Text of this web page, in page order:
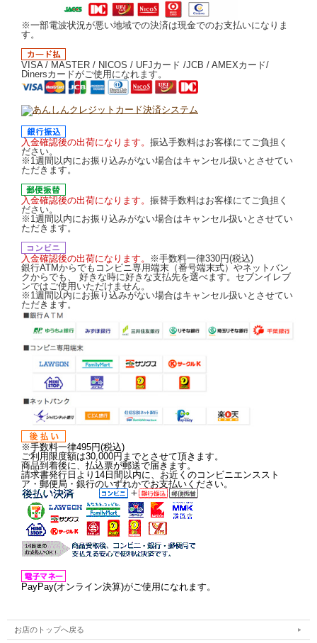
※一部電波状況が悪い地域での決済は現金でのお支払いになりま
す。
VISA / MASTER / NICOS / UFJカード /JCB / AMEXカード/
Dinersカードがご使用になれます。
入金確認後の出荷になります。 振込手数料はお客様にてご負担く
ださい。
※1週間以内にお振り込みがない場合はキャンセル扱いとさせてい
ただきます。
入金確認後の出荷になります。 振替手数料はお客様にてご負担く
ださい。
※1週間以内にお振り込みがない場合はキャンセル扱いとさせてい
ただきます。
入金確認後の出荷になります。
※手数料一律330円(税込)
銀行ATMからでもコンビニ専用端末（番号端末式）やネットバン
クからでも、 好きな時に好きな支払先を選べます。セブンイレブ
ンではご使用いただけません。
※1週間以内にお振り込みがない場合はキャンセル扱いとさせてい
ただきます。
※手数料一律495円(税込)
ご利用限度額は30,000円までとさせて頂きます。
商品到着後に、払込票が郵送で届きます。
請求書発行日より14日間以内に、お近くのコンビニエンススト
ア・郵便局・銀行のいずれかでお支払いください。
PayPay(オンライン決算)がご使用になれます。
お店のトップへ戻る